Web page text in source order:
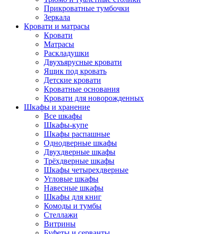
Прикроватные тумбочки
Зеркала
Кровати и матрасы
Кровати
Матрасы
Раскладушки
Двухъярусные кровати
Ящик под кровать
Детские кровати
Кроватные основания
Кровати для новорожденных
Шкафы и хранение
Все шкафы
Шкафы-купе
Шкафы распашные
Однодверные шкафы
Двухдверные шкафы
Трёхдверные шкафы
Шкафы четырехдверные
Угловые шкафы
Навесные шкафы
Шкафы для книг
Комоды и тумбы
Стеллажи
Витрины